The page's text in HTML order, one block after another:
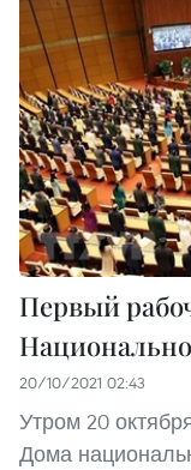
Первый
20/10/2021 02:43
Утром 20
Дома